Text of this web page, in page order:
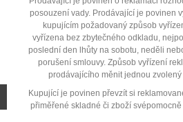
posouzení vady. Prodávající je povinen
kupujícím požadovaný způsob
vyřízena bez zbytečného odkladu,
poslední den lhůty na sobotu, neděli
porušení smlouvy. Způsob vyřízení
prodávajícího měnit jednou
Kupující je povinen převzít si
přiměřené skladné či zboží